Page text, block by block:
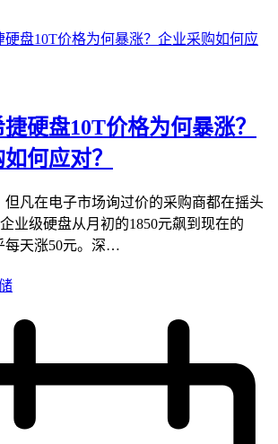
捷硬盘10T价格为何暴涨？
何应对？
但凡在电子市场询过价的采购商都在摇头
业级硬盘从月初的1850元飙到现在的
每天涨50元。深…